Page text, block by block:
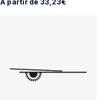
À partir de 33,23€